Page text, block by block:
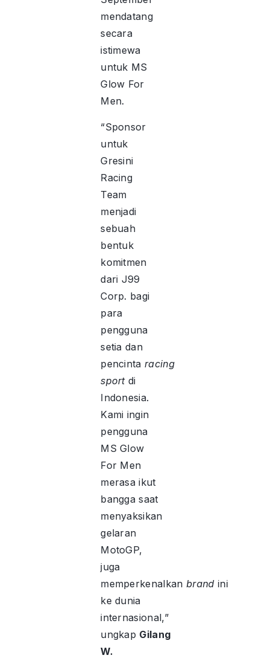
mendatang
secara
istimewa
untuk MS
Glow For
Men.
“Sponsor
untuk
Gresini
Racing
Team
menjadi
sebuah
bentuk
komitmen
dari J99
Corp. bagi
para
pengguna
setia dan
pencintaracing
sportdi
Indonesia.
Kami ingin
pengguna
MS Glow
For Men
merasa ikut
bangga saat
menyaksikan
gelaran
MotoGP,
juga
memperkenalkanbrand ini
ke dunia
internasional,”
ungkap Gilang
W.